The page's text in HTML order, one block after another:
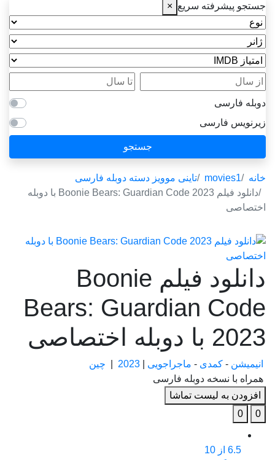
جستجو پیشرفته سریع ×
نوع
ژانر
امتیاز IMDB
از سال
تا سال
دوبله فارسی
زیرنویس فارسی
جستجو
خانه movies1
تاینی موویز دسته دوبله فارسی
دانلود فیلم Boonie Bears: Guardian Code 2023 با دوبله
اختصاصی
دانلود فیلم Boonie
Bears: Guardian Code
2023 با دوبله اختصاصی
انیمیشن - کمدی - ماجراجویی 2023
چین
همراه با نسخه دوبله فارسی
افزودن به لیست تماشا
0
0
6.5 از 10